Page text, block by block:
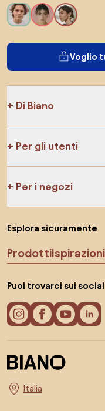
Voglio
Di Biano
Per gli utenti
Per i negozi
Esplora sicuramente
ProdottiIspirazioni
Puoi trovarci sui
Seleziona il paese